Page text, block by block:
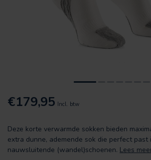
€179,95 Incl. btw
Deze korte verwarmde sokken bieden
extra dunne, ademende sok die perfect past
nauwsluitende (wandel)schoenen. Lees